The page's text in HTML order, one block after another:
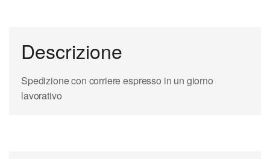
Descrizione
Spedizione con corriere espresso in un giorno
lavorativo